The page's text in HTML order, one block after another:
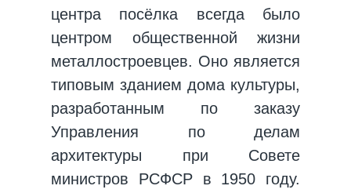
центра посёлка всегда было
центром общественной жизни
металлостроевцев. Оно является
типовым зданием дома культуры,
разработанным по заказу
Управления по делам
архитектуры при Совете
министров РСФСР в 1950 году.